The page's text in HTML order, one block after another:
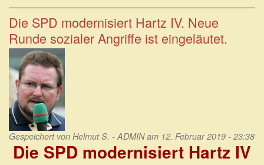
Arbeit
auf
Abruf
Die SPD modernisiert Hartz IV. Neue
Runde sozialer Angriffe ist eingeläutet.
Gespeichert von Helmut S. - ADMINam 12. Februar 2019 - 23:38
Die SPD modernisiert Hartz IV